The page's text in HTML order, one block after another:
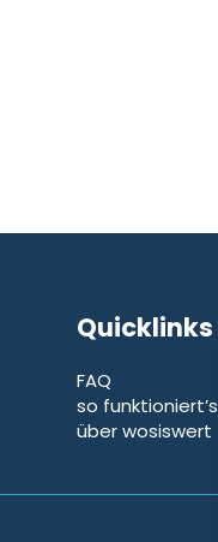
Quicklinks
FAQ
so funktioniert’s
über wosiswert